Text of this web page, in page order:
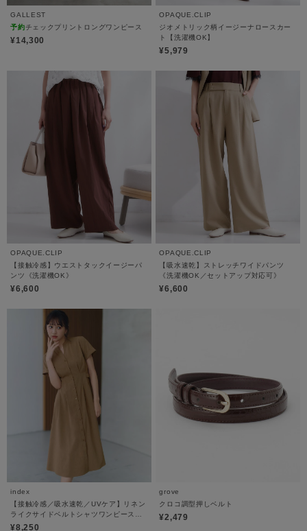
GALLEST
予約チェックプリントロングワンピース
¥14,300
OPAQUE.CLIP
ジオメトリック柄イージーナロースカー
ト【洗濯機OK】
¥5,979
OPAQUE.CLIP
【接触冷感】ウエストタックイージーパ
ンツ《洗濯機OK》
¥6,600
OPAQUE.CLIP
【吸水速乾】ストレッチワイドパンツ
《洗濯機OK／セットアップ対応可》
¥6,600
index
【接触冷感／吸水速乾／UVケア】リネン
ライクサイドベルトシャツワンピース
《透け防止／洗濯機OK》
¥8,250
grove
クロコ調型押しベルト
¥2,479